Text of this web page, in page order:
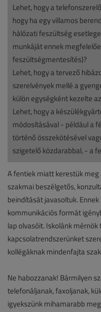
Lehet, hogy a
hogy ha egy villamos
hálózati feszültség
munkáját ennek
feszültségmentesítés)?
Lehet, hogy a tervező
szerelvények mellé a
külön egységként kezelte
Lehet, hogy a
módosításával - például a
történő összekötésével
szigetelő közdarabbal, - a
A fentiek miatt kerestük
szakmai beszélgetős,
beindítását javasoltuk.
kommunikációs formát
lap olvasóit. Iskolánk
kapcsolatrendszerünket
kollégáknak mindenfajta
Ne habozzanak! Bármilyen
telefonáljanak, faxoljanak,
igyekszünk mihamarabb